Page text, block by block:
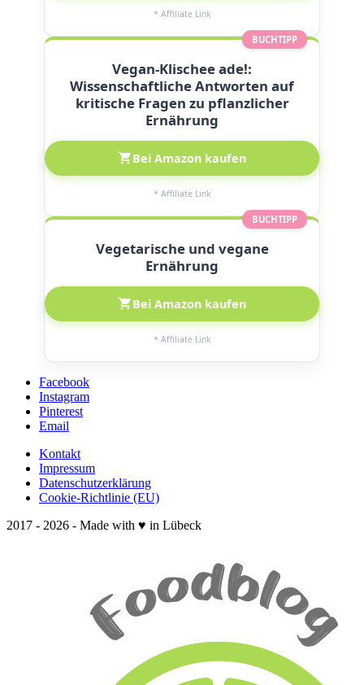
* Affiliate Link
BUCHTIPP
Vegan-Klischee ade!:
Wissenschaftliche Antworten auf
kritische Fragen zu pflanzlicher
Ernährung
Bei Amazon kaufen
* Affiliate Link
BUCHTIPP
Vegetarische und vegane
Ernährung
Bei Amazon kaufen
* Affiliate Link
Facebook
Instagram
Pinterest
Email
Kontakt
Impressum
Datenschutzerklärung
Cookie-Richtlinie (EU)
2017 - 2026 - Made with ♥ in Lübeck